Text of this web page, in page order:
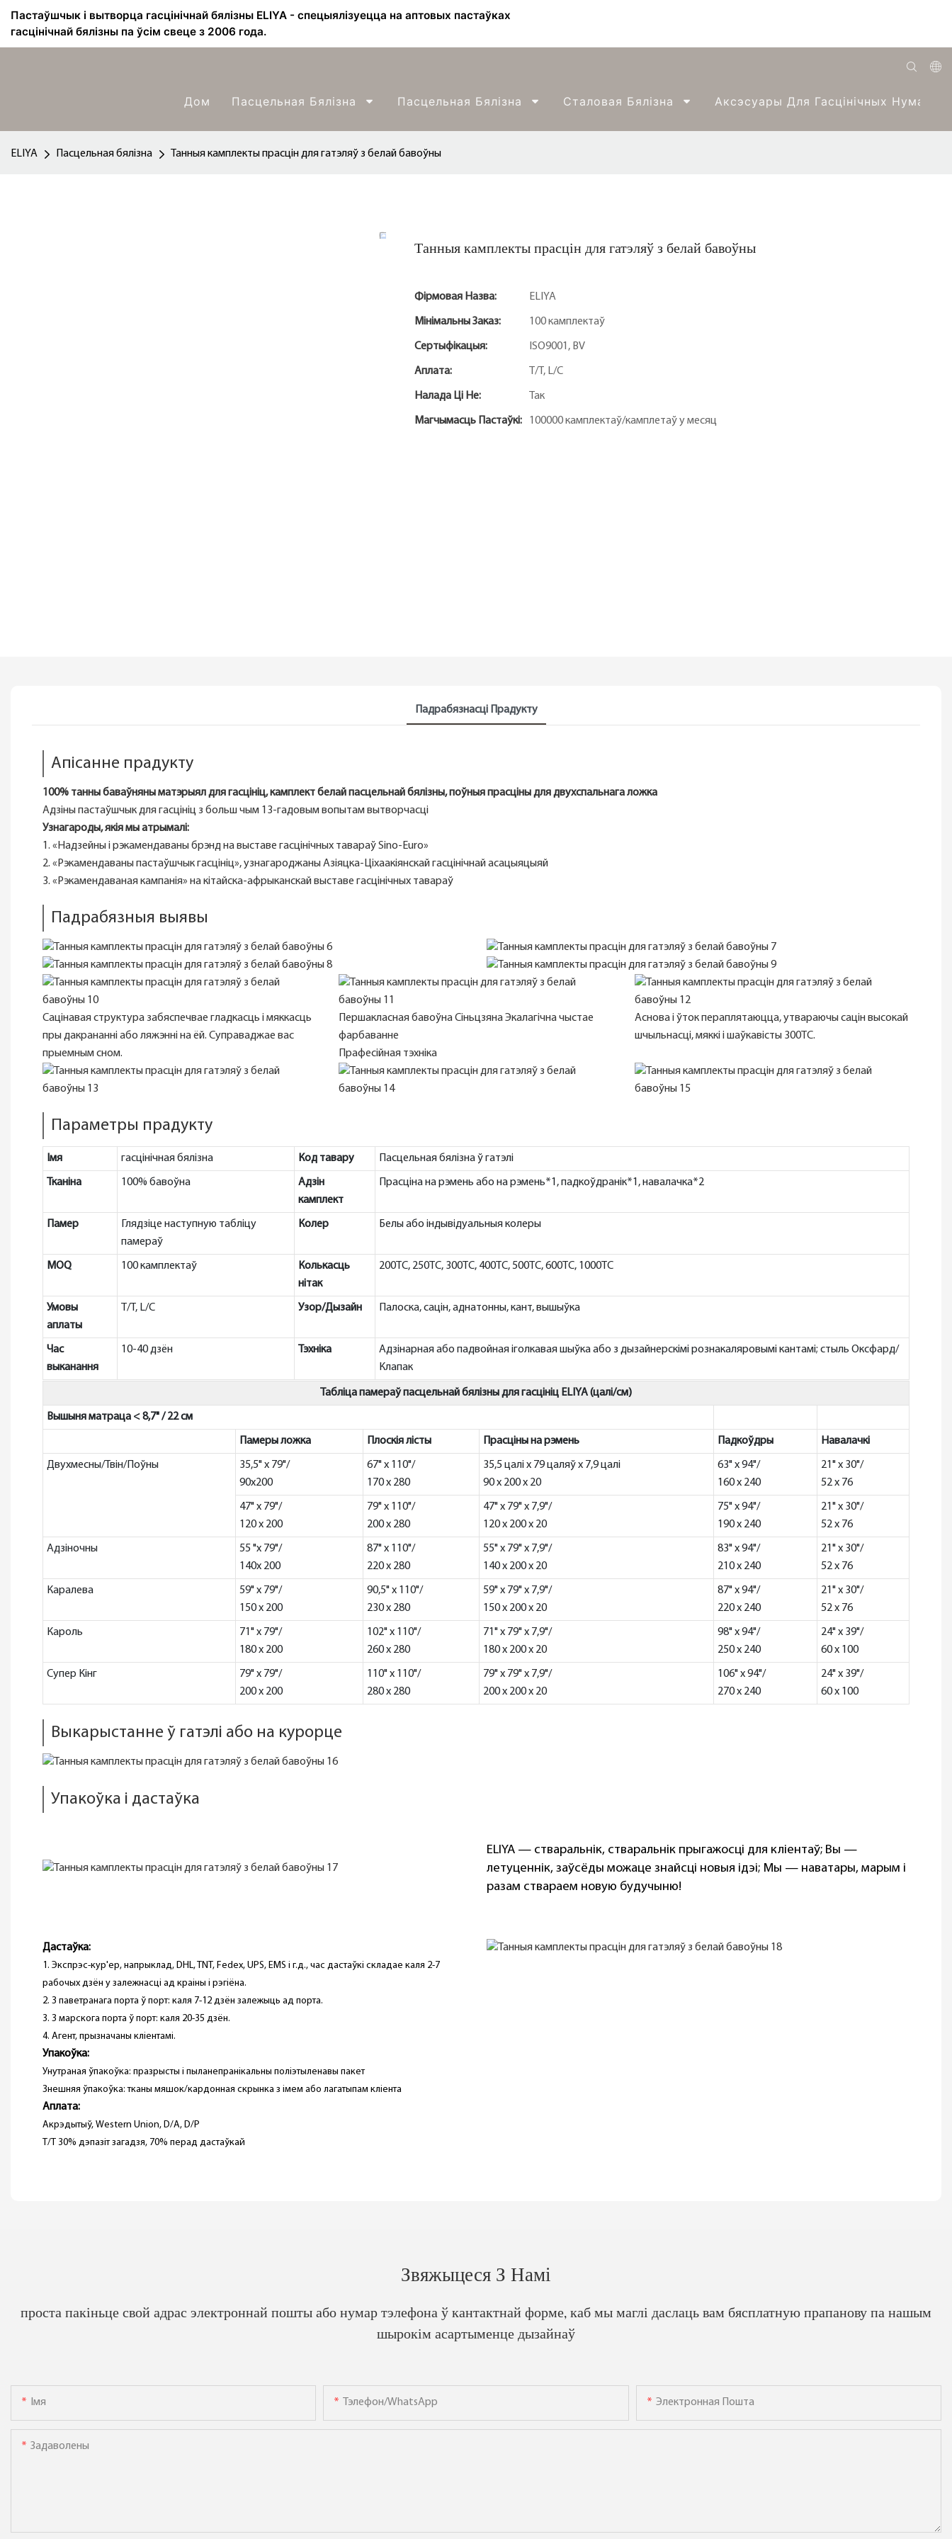
Пастаўшчык і вытворца гасцінічнай бялізны ELIYA - спецыялізуецца на аптовых пастаўках
гасцінічнай бялізны па ўсім свеце з 2006 года.
Дом Пасцельная Бялізна Пасцельная Бялізна Сталовая Бялізна Аксэсуары Для Гасцінічных Нумароў
ELIYA Пасцельная бялізна Танныя камплекты прасцін для гатэляў з белай бавоўны
Танныя камплекты прасцін для гатэляў з белай бавоўны
Фірмовая Назва: ELIYA
Мінімальны Заказ: 100 камплектаў
Сертыфікацыя: ISO9001, BV
Аплата: T/T, L/C
Налада Ці Не: Так
Магчымасць Пастаўкі: 100000 камплектаў/камплетаў у месяц
Падрабязнасці Прадукту
Апісанне прадукту
100% танны баваўняны матэрыял для гасцініц, камплект белай пасцельнай бялізны, поўныя прасціны для двухспальнага ложка
Адзіны пастаўшчык для гасцініц з больш чым 13-гадовым вопытам вытворчасці
Узнагароды, якія мы атрымалі:
1. «Надзейны і рэкамендаваны брэнд на выставе гасцінічных тавараў Sino-Euro»
2. «Рэкамендаваны пастаўшчык гасцініц», узнагароджаны Азіяцка-Ціхаакіянскай гасцінічнай асацыяцыяй
3. «Рэкамендаваная кампанія» на кітайска-афрыканскай выставе гасцінічных тавараў
Падрабязныя выявы
Сацінавая структура забяспечвае гладкасць і мяккасць
пры дакрананні або ляжэнні на ёй. Суправаджае вас
прыемным сном.
Першакласная бавоўна Сіньцзяна Экалагічна чыстае
фарбаванне
Прафесійная тэхніка
Аснова і ўток пераплятаюцца, утвараючы сацін высокай
шчыльнасці, мяккі і шаўкавісты 300TC.
Параметры прадукту
Імя гасцінічная бялізна Код тавару Пасцельная бялізна ў гатэлі
Тканіна 100% бавоўна
Адзін
камплект
Прасціна на рэмень або на рэмень*1, падкоўдранік*1, навалачка*2
Памер
Глядзіце наступную табліцу
памераў
Колер Белы або індывідуальныя колеры
MOQ 100 камплектаў
Колькасць
нітак
200TC, 250TC, 300TC, 400TC, 500TC, 600TC, 1000TC
Умовы
аплаты
T/T, L/C Узор/Дызайн Палоска, сацін, аднатонны, кант, вышыўка
Час
выканання
10-40 дзён Тэхніка
Адзінарная або падвойная іголкавая шыўка або з дызайнерскімі рознакаляровымі кантамі; стыль Оксфард/
Клапак
Табліца памераў пасцельнай бялізны для гасцініц ELIYA (цалі/см)
Вышыня матраца < 8,7" / 22 см
Памеры ложка Плоскія лісты Прасціны на рэмень Падкоўдры Навалачкі
Двухмесны/Твін/Поўны
35,5" x 79"/
90x200
67" x 110"/
170 x 280
35,5 цалі x 79 цаляў x 7,9 цалі
90 x 200 x 20
63" x 94"/
160 x 240
21" x 30"/
52 x 76
47" x 79"/
120 x 200
79" x 110"/
200 x 280
47" x 79" x 7,9"/
120 x 200 x 20
75" x 94"/
190 x 240
21" x 30"/
52 x 76
Адзіночны
55 "x 79"/
140x 200
87" x 110"/
220 x 280
55" x 79" x 7,9"/
140 x 200 x 20
83" x 94"/
210 x 240
21" x 30"/
52 x 76
Каралева
59" x 79"/
150 x 200
90,5" x 110"/
230 x 280
59" x 79" x 7,9"/
150 x 200 x 20
87" x 94"/
220 x 240
21" x 30"/
52 x 76
Кароль
71" x 79"/
180 x 200
102" x 110"/
260 x 280
71" x 79" x 7,9"/
180 x 200 x 20
98" x 94"/
250 x 240
24" x 39"/
60 x 100
Супер Кінг
79" x 79"/
200 x 200
110" x 110"/
280 x 280
79" x 79" x 7,9"/
200 x 200 x 20
106" x 94"/
270 x 240
24" x 39"/
60 x 100
Выкарыстанне ў гатэлі або на курорце
Упакоўка і дастаўка
ELIYA — стваральнік, стваральнік прыгажосці для кліентаў; Вы —
летуценнік, заўсёды можаце знайсці новыя ідэі; Мы — наватары, марым і
разам ствараем новую будучыню!
Дастаўка:
1. Экспрэс-кур'ер, напрыклад, DHL, TNT, Fedex, UPS, EMS і г.д., час дастаўкі складае каля 2-7
рабочых дзён у залежнасці ад краіны і рэгіёна.
2. З паветранага порта ў порт: каля 7-12 дзён залежыць ад порта.
3. З марскога порта ў порт: каля 20-35 дзён.
4. Агент, прызначаны кліентамі.
Упакоўка:
Унутраная ўпакоўка: празрысты і пыланепранікальны поліэтыленавы пакет
Знешняя ўпакоўка: тканы мяшок/кардонная скрынка з імем або лагатыпам кліента
Аплата:
Акрэдытыў, Western Union, D/A, D/P
T/T 30% дэпазіт загадзя, 70% перад дастаўкай
Звяжыцеся З Намі
проста пакіньце свой адрас электроннай пошты або нумар тэлефона ў кантактнай форме, каб мы маглі даслаць вам бясплатную прапанову па нашым
шырокім асартыменце дызайнаў
Імя Тэлефон/WhatsApp Электронная Пошта
Задаволены